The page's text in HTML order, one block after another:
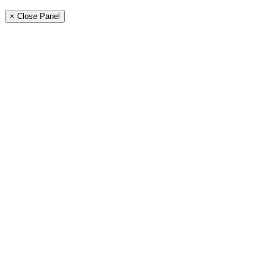
× Close Panel